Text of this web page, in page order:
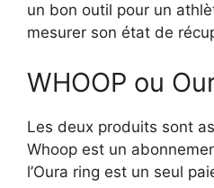
un bon outil pour un
mesurer son état de
WHOOP ou
Les deux produits sont
Whoop est un
l’Oura ring est un seul